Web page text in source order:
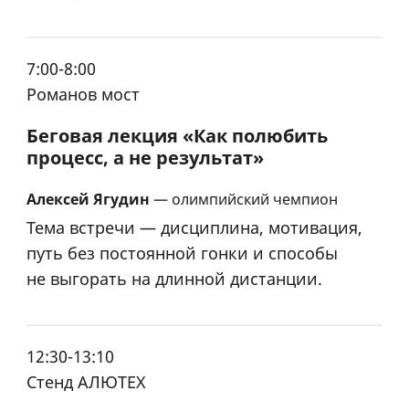
7:00-8:00
Романов мост
Беговая лекция «Как полюбить
процесс, а не результат»
Алексей Ягудин — олимпийский чемпион
Тема встречи — дисциплина, мотивация,
путь без постоянной гонки и способы
не выгорать на длинной дистанции.
12:30-13:10
Стенд АЛЮТЕХ